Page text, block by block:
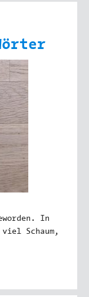
In
Schaum,